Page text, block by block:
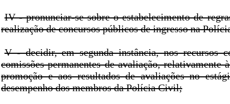
IV - pronunciar-se sobre o estabelecimento de
realização de concursos públicos de ingresso na
V - decidir, em segunda instância, nos recursos
comissões permanentes de avaliação, relativamente
promoção e aos resultados de avaliações no
desempenho dos membros da Polícia Civil;